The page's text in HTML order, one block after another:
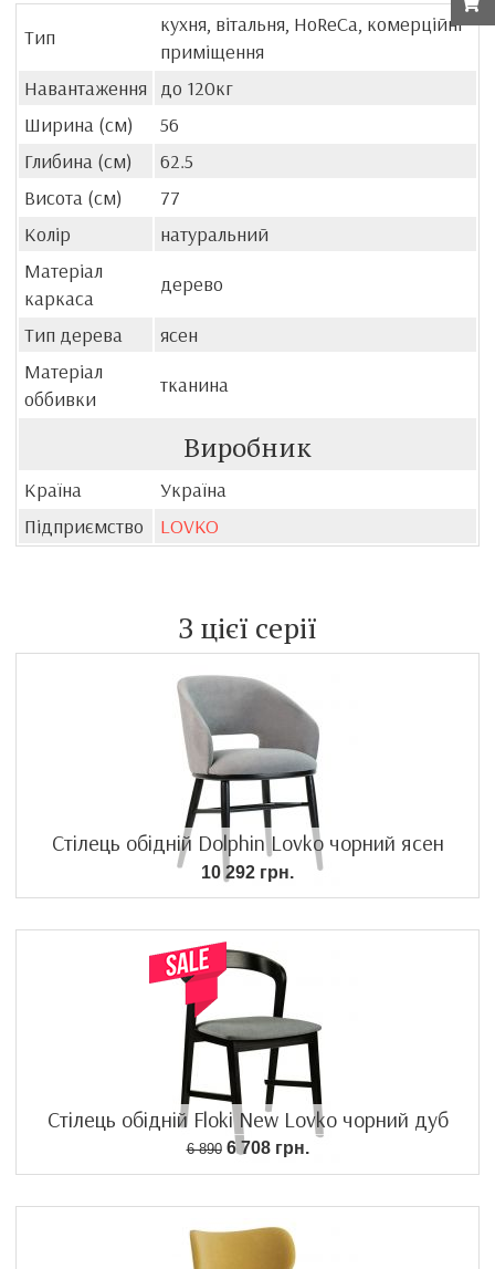
Тип
кухня, вітальня, HoReCa, комерційні
приміщення
Навантаження
до 120кг
Ширина (см)
56
Глибина (см)
62.5
Висота (см)
77
Колір
натуральний
Матеріал
каркаса
дерево
Тип дерева
ясен
Матеріал
оббивки
тканина
Виробник
Країна
Україна
Підприємство
LOVKO
З цієї серії
Стілець обідній Dolphin Lovko чорний ясен
10 292 грн.
Стілець обідній Floki New Lovko чорний дуб
6 8906 708 грн.